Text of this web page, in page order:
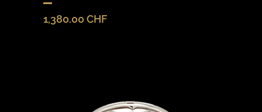
1,380.00 CHF